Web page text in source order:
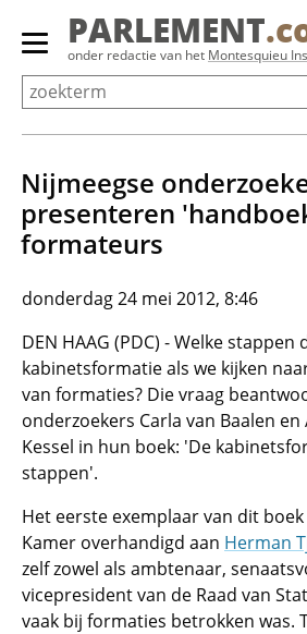
Overslaan
Primair
menu
tonen/verbergen
PARLEMENT
onder redactie van het Montesquieu
Nijmeegse
presenteren
formateurs
donderdag 24 mei 2012, 8:46
DEN HAAG (PDC) - Welke
kabinetsformatie als we kijken
van formaties? Die vraag
onderzoekers Carla van Baalen en
Kessel in hun boek: 'De
stappen'.
Het eerste exemplaar van dit
Kamer overhandigd aan Herman
zelf zowel als ambtenaar,
vicepresident van de Raad van
vaak bij formaties betrokken was.